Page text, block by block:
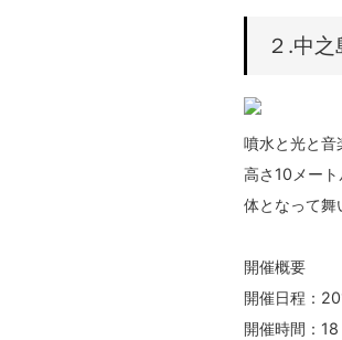
２.中
噴⽔と光と⾳
⾼さ10メー
体となって舞
開催概要
開催日程：
開催時間：